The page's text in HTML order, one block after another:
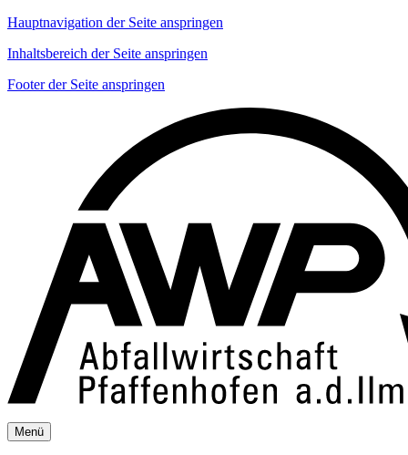
Hauptnavigation der Seite anspringen
Inhaltsbereich der Seite anspringen
Footer der Seite anspringen
Menü